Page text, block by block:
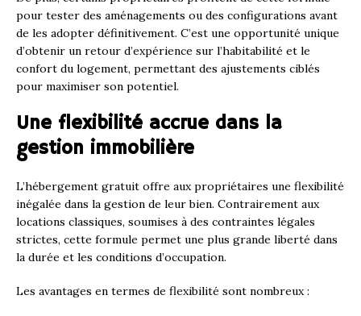
pour tester des aménagements ou des configurations avant
de les adopter définitivement. C’est une opportunité unique
d’obtenir un retour d’expérience sur l’habitabilité et le
confort du logement, permettant des ajustements ciblés
pour maximiser son potentiel.
Une flexibilité accrue dans la
gestion immobilière
L’hébergement gratuit offre aux propriétaires une flexibilité
inégalée dans la gestion de leur bien. Contrairement aux
locations classiques, soumises à des contraintes légales
strictes, cette formule permet une plus grande liberté dans
la durée et les conditions d’occupation.
Les avantages en termes de flexibilité sont nombreux :